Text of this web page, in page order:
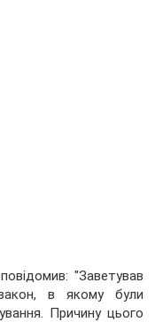
"Заветував
в якому були
Причину цього